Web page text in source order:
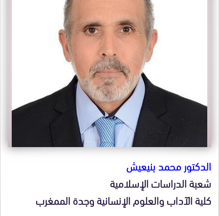
الدكتور محمد بنيعيش
شعبة الدراسات الإسلامية
كلية الآداب والعلوم الإنسانية وجدة الممغرب